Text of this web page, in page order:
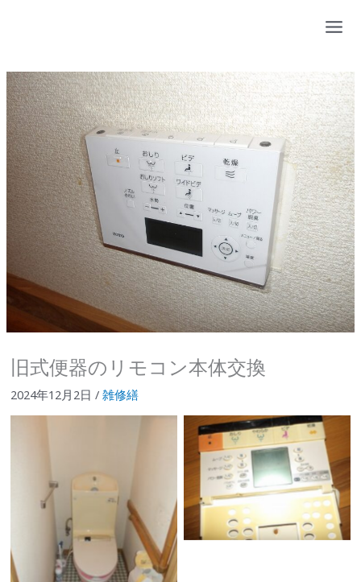
ス
キ
ッ
プ
旧式便器のリモコン本体交換
2024年12月2日 / 雑修繕
No Caption
No Caption